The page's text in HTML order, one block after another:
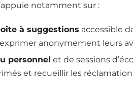
notamment sur :
à suggestions accessible
anonymement leurs
personnel et de sessions
et recueillir les